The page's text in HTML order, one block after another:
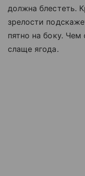
должна блестеть.
зрелости
пятно на боку. Чем
слаще ягода.